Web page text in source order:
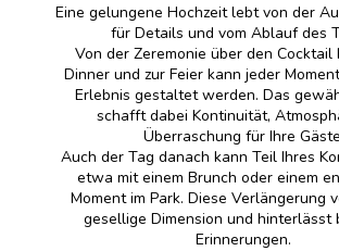
Eine gelungene Hochzeit lebt von der
für Details und vom Ablauf des
Von der Zeremonie über den Cocktail
Dinner und zur Feier kann jeder
Erlebnis gestaltet werden. Das
schafft dabei Kontinuität,
Überraschung für Ihre
Auch der Tag danach kann Teil Ihres
etwa mit einem Brunch oder einem
Moment im Park. Diese Verlängerung
gesellige Dimension und hinterlässt
Erinnerungen.